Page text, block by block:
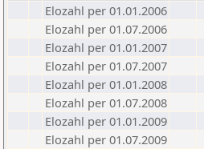
Elozahl per 01.01.2006
Elozahl per 01.07.2006
Elozahl per 01.01.2007
Elozahl per 01.07.2007
Elozahl per 01.01.2008
Elozahl per 01.07.2008
Elozahl per 01.01.2009
Elozahl per 01.07.2009